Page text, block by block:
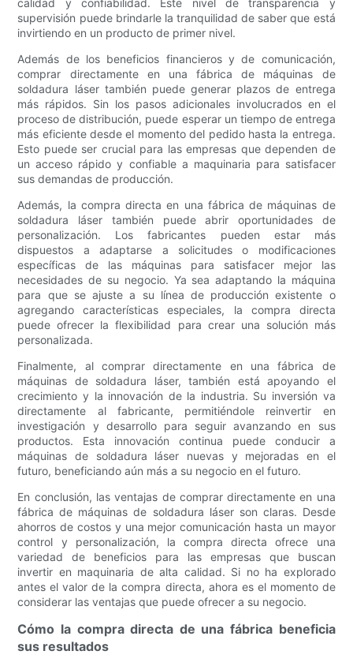
supervisión puede brindarle la tranquilidad de saber que está
invirtiendo en un producto de primer nivel.
Además de los beneficios financieros y de comunicación,
comprar directamente en una fábrica de máquinas de
soldadura láser también puede generar plazos de entrega
más rápidos. Sin los pasos adicionales involucrados en el
proceso de distribución, puede esperar un tiempo de entrega
más eficiente desde el momento del pedido hasta la entrega.
Esto puede ser crucial para las empresas que dependen de
un acceso rápido y confiable a maquinaria para satisfacer
sus demandas de producción.
Además, la compra directa en una fábrica de máquinas de
soldadura láser también puede abrir oportunidades de
personalización. Los fabricantes pueden estar más
dispuestos a adaptarse a solicitudes o modificaciones
específicas de las máquinas para satisfacer mejor las
necesidades de su negocio. Ya sea adaptando la máquina
para que se ajuste a su línea de producción existente o
agregando características especiales, la compra directa
puede ofrecer la flexibilidad para crear una solución más
personalizada.
Finalmente, al comprar directamente en una fábrica de
máquinas de soldadura láser, también está apoyando el
crecimiento y la innovación de la industria. Su inversión va
directamente al fabricante, permitiéndole reinvertir en
investigación y desarrollo para seguir avanzando en sus
productos. Esta innovación continua puede conducir a
máquinas de soldadura láser nuevas y mejoradas en el
futuro, beneficiando aún más a su negocio en el futuro.
En conclusión, las ventajas de comprar directamente en una
fábrica de máquinas de soldadura láser son claras. Desde
ahorros de costos y una mejor comunicación hasta un mayor
control y personalización, la compra directa ofrece una
variedad de beneficios para las empresas que buscan
invertir en maquinaria de alta calidad. Si no ha explorado
antes el valor de la compra directa, ahora es el momento de
considerar las ventajas que puede ofrecer a su negocio.
Cómo la compra directa de una fábrica beneficia
sus resultados